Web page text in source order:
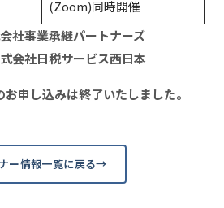
(Zoom)同時開催
社事業承継パートナーズ
会社日税サービス西日本
申し込みは終了いたしました。
ー情報一覧に戻る